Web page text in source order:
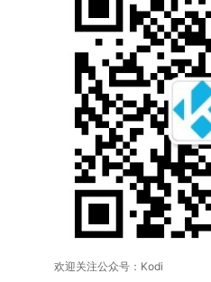
欢迎关注公众号：Kodi